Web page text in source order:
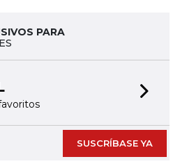
PARA
SUSCRÍBASE YA